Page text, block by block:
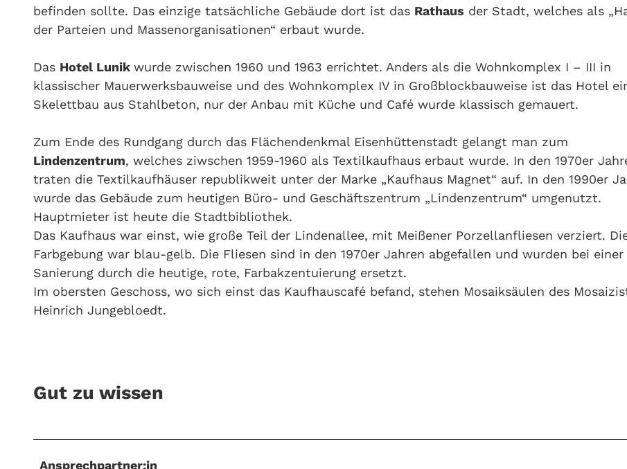
befinden sollte. Das einzige tatsächliche Gebäude dort ist das Rathaus der Stadt, welches als
der Parteien und Massenorganisationen“ erbaut wurde.
Das Hotel Lunik wurde zwischen 1960 und 1963 errichtet. Anders als die Wohnkomplex I – III in
klassischer Mauerwerksbauweise und des Wohnkomplex IV in Großblockbauweise ist das Hotel
Skelettbau aus Stahlbeton, nur der Anbau mit Küche und Café wurde klassisch gemauert.
Zum Ende des Rundgang durch das Flächendenkmal Eisenhüttenstadt gelangt man zum
Lindenzentrum, welches ziwschen 1959-1960 als Textilkaufhaus erbaut wurde. In den 1970er
traten die Textilkaufhäuser republikweit unter der Marke „Kaufhaus Magnet“ auf. In den 1990er
wurde das Gebäude zum heutigen Büro- und Geschäftszentrum „Lindenzentrum“ umgenutzt.
Hauptmieter ist heute die Stadtbibliothek.
Das Kaufhaus war einst, wie große Teil der Lindenallee, mit Meißener Porzellanfliesen verziert.
Farbgebung war blau-gelb. Die Fliesen sind in den 1970er Jahren abgefallen und wurden bei einer
Sanierung durch die heutige, rote, Farbakzentuierung ersetzt.
Im obersten Geschoss, wo sich einst das Kaufhauscafé befand, stehen Mosaiksäulen des
Heinrich Jungebloedt.
Gut zu wissen
Ansprechpartner:in